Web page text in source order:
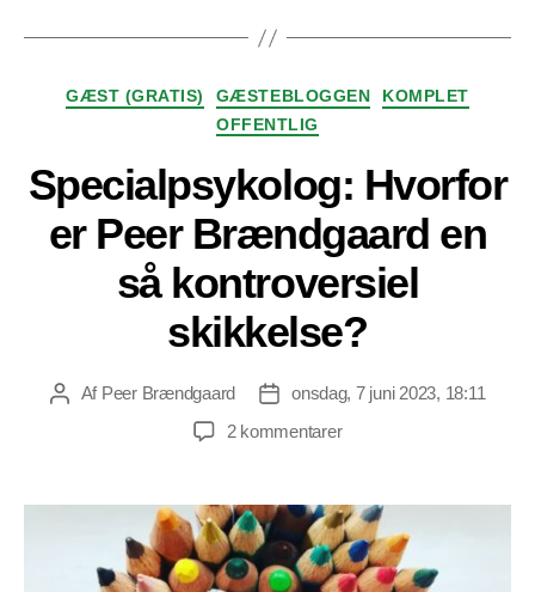
Kategorier
GÆST (GRATIS) GÆSTEBLOGGEN
KOMPLET
OFFENTLIG
Specialpsykolog: Hvorfor
er Peer Brændgaard en
så kontroversiel
skikkelse?
Indlægsforfatter
Af Peer Brændgaard Indlægsdato
onsdag, 7 juni 2023, 18:11
2 kommentarertil
er
Peer
Brændgaard
en